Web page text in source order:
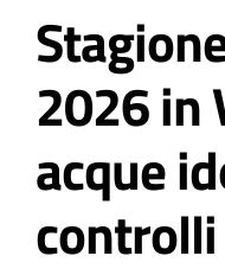
TEMI
AMBIENTALI
TERRITORIO
SERVIZI
Vai al contenuto
2026 in
acque
controlli